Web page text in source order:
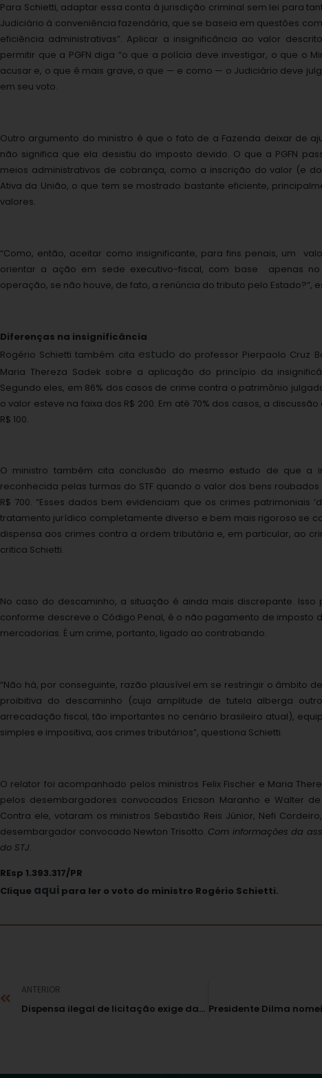
Para Schietti, adaptar essa conta à jurisdição criminal sem lei para
Judiciário à conveniência fazendária, que se baseia em questões
eficiência administrativas”. Aplicar a insignificância ao valor
permitir que a PGFN diga “o que a polícia deve investigar, o que o
acusar e, o que é mais grave, o que — e como — o Judiciário deve
em seu voto.
Outro argumento do ministro é que o fato de a Fazenda deixar de
não significa que ela desistiu do imposto devido. O que a PGFN
meios administrativos de cobrança, como a inscrição do valor (e
Ativa da União, o que tem se mostrado bastante eficiente,
valores.
“Como, então, aceitar como insignificante, para fins penais, um
orientar a ação em sede executivo-fiscal, com base apenas
operação, se não houve, de fato, a renúncia do tributo pelo Estado?”,
Diferenças na insignificância
Rogério Schietti também cita estudo do professor Pierpaolo Cruz
Maria Thereza Sadek sobre a aplicação do princípio da
Segundo eles, em 86% dos casos de crime contra o patrimônio
o valor esteve na faixa dos R$ 200. Em até 70% dos casos, a
R$ 100.
O ministro também cita conclusão do mesmo estudo de que a
reconhecida pelas turmas do STF quando o valor dos bens
R$ 700. “Esses dados bem evidenciam que os crimes patrimoniais
tratamento jurídico completamente diverso e bem mais rigoroso se
dispensa aos crimes contra a ordem tributária e, em particular, ao
critica Schietti.
No caso do descaminho, a situação é ainda mais discrepante. Isso
conforme descreve o Código Penal, é o não pagamento de imposto
mercadorias. É um crime, portanto, ligado ao contrabando.
“Não há, por conseguinte, razão plausível em se restringir o âmbito
proibitiva do descaminho (cuja amplitude de tutela alberga
arrecadação fiscal, tão importantes no cenário brasileiro atual),
simples e impositiva, aos crimes tributários”, questiona Schietti.
O relator foi acompanhado pelos ministros Felix Fischer e Maria
pelos desembargadores convocados Ericson Maranho e Walter
Contra ele, votaram os ministros Sebastião Reis Júnior, Nefi
desembargador convocado Newton Trisotto. Com informações da
do STJ.
REsp 1.393.317/PR
Clique aqui para ler o voto do ministro Rogério Schietti.
ANTERIOR
Dispensa ilegal de licitação exige dano ao erário e dolo específico